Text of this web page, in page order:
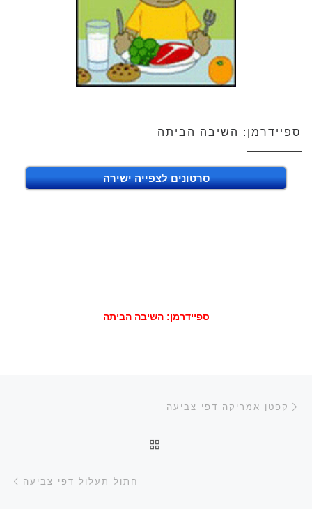
ספיידרמן: השיבה הביתה
סרטונים לצפייה ישירה
ספיידרמן: השיבה הביתה
ניווט בפוסטים
קפטן אמריקה דפי צביעה
חזרה לרשימת הפוסטים
חתול תעלול דפי צביעה